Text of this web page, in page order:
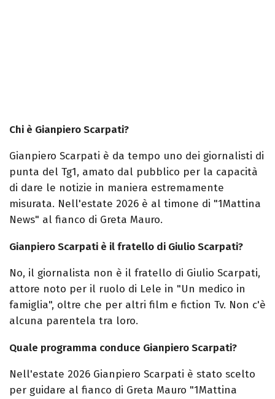
Chi è Gianpiero Scarpati?
Gianpiero Scarpati è da tempo uno dei giornalisti di
punta del Tg1, amato dal pubblico per la capacità
di dare le notizie in maniera estremamente
misurata. Nell'estate 2026 è al timone di "1Mattina
News" al fianco di Greta Mauro.
Gianpiero Scarpati è il fratello di Giulio Scarpati?
No, il giornalista non è il fratello di Giulio Scarpati,
attore noto per il ruolo di Lele in "Un medico in
famiglia", oltre che per altri film e fiction Tv. Non c'è
alcuna parentela tra loro.
Quale programma conduce Gianpiero Scarpati?
Nell'estate 2026 Gianpiero Scarpati è stato scelto
per guidare al fianco di Greta Mauro "1Mattina